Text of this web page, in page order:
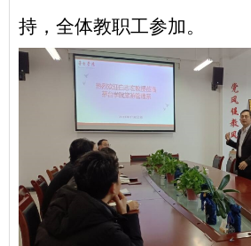
持，全体教职工参加。